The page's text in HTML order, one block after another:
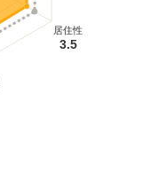
居住性
3.5